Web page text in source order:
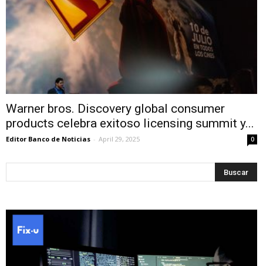
Warner bros. Discovery global consumer
products celebra exitoso licensing summit y...
Editor Banco de Noticias - April 29, 2025 0